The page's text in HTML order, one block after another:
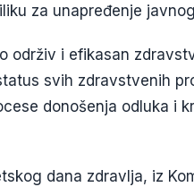
za unapređenje
održiv i efikasan
svih zdravstvenih
donošenja odluka i
dana zdravlja, iz